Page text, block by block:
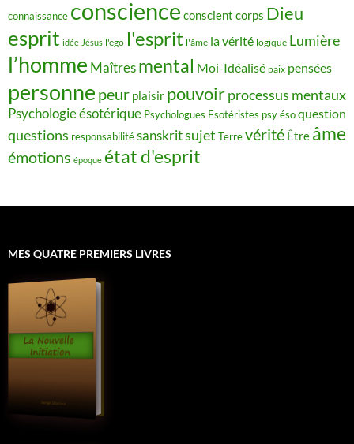
connaissance conscience conscient corps Dieu
esprit idée Jésus l'ego l'esprit l'âme la vérité logique Lumière
l’homme Maîtres mental Moi-Idéalisé paix pensées
personne peur plaisir pouvoirprocessus mentaux
Psychologie ésotérique Psychologues Esotéristes psy ésoquestion
questions responsabilitésanskritsujet Terrevérité Être âme
émotions époque état d'esprit
MES QUATRE PREMIERS LIVRES